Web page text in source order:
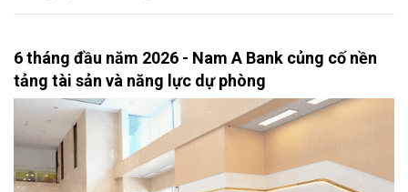
6 tháng đầu năm 2026 - Nam A Bank củng cố nền
tảng tài sản và năng lực dự phòng